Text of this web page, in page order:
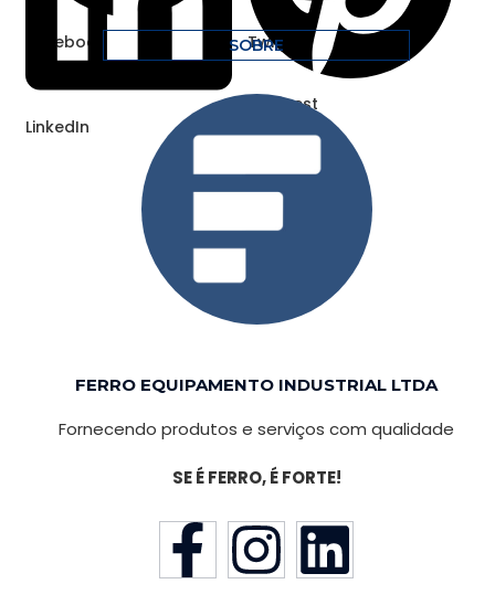
Facebook Twitter
LinkedIn
Pinterest
SOBRE
FERRO EQUIPAMENTO INDUSTRIAL LTDA
Fornecendo produtos e serviços com qualidade
SE É FERRO, É FORTE!